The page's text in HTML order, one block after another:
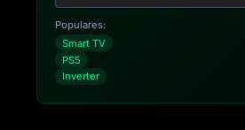
Populares:
Smart TV
PS5
Inverter